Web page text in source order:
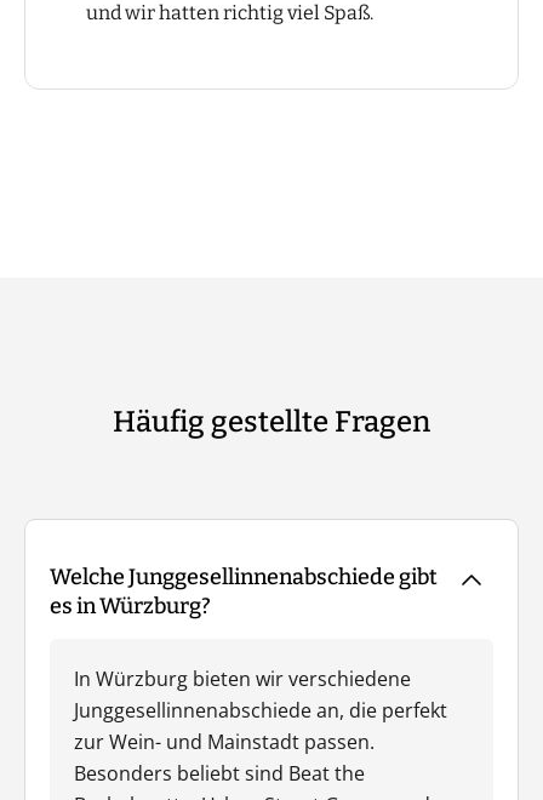
und wir hatten richtig viel Spaß.
Häufig gestellte Fragen
Welche Junggesellinnenabschiede gibt
es in Würzburg?
In Würzburg bieten wir verschiedene
Junggesellinnenabschiede an, die perfekt
zur Wein- und Mainstadt passen.
Besonders beliebt sind Beat the